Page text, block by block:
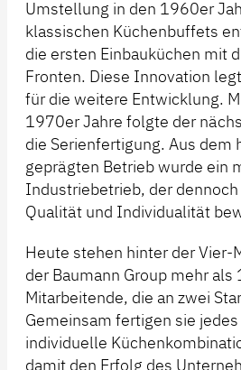
Umstellung in den 1960er
klassischen Küchenbuffets
die ersten Einbauküchen mit
Fronten. Diese Innovation
für die weitere Entwicklung.
1970er Jahre folgte der
die Serienfertigung. Aus dem
geprägten Betrieb wurde ein
Industriebetrieb, der
Qualität und Individualität
Heute stehen hinter der Vier-
der Baumann Group mehr als
Mitarbeitende, die an zwei
Gemeinsam fertigen sie
individuelle
damit den Erfolg des